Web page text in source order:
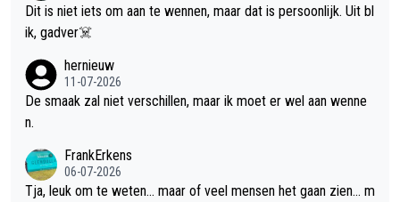
Dit is niet iets om aan te wennen, maar dat is persoonlijk. Uit bl
ik, gadver☠️
hernieuw
11-07-2026
De smaak zal niet verschillen, maar ik moet er wel aan wenne
n.
FrankErkens
06-07-2026
Tja, leuk om te weten... maar of veel mensen het gaan zien... m